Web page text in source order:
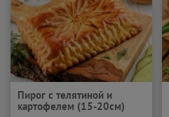
Пирог с телятиной и
картофелем (15-20см)